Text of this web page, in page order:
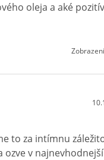
oleja a aké
to za intímnu
v